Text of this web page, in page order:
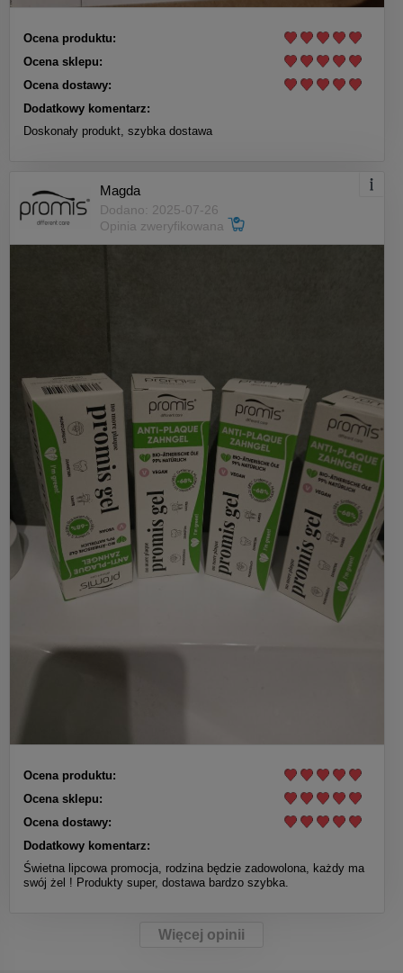
Ocena produktu:
Ocena sklepu:
Ocena dostawy:
Dodatkowy komentarz:
Doskonały produkt, szybka dostawa
Magda
Dodano: 2025-07-26
Opinia zweryfikowana
Ocena produktu:
Ocena sklepu:
Ocena dostawy:
Dodatkowy komentarz:
Świetna lipcowa promocja, rodzina będzie zadowolona, każdy ma
swój żel ! Produkty super, dostawa bardzo szybka.
Więcej opinii